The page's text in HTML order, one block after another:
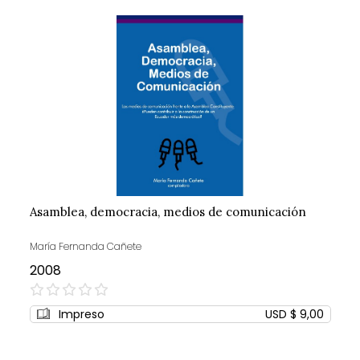
Asamblea, democracia, medios de comunicación
María Fernanda Cañete
2008
0%
Impreso USD $ 9,00